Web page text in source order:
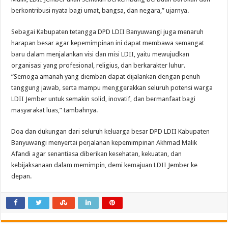
berkontribusi nyata bagi umat, bangsa, dan negara,” ujarnya.
Sebagai Kabupaten tetangga DPD LDII Banyuwangi juga menaruh
harapan besar agar kepemimpinan ini dapat membawa semangat
baru dalam menjalankan visi dan misi LDII, yaitu mewujudkan
organisasi yang profesional, religius, dan berkarakter luhur.
“Semoga amanah yang diemban dapat dijalankan dengan penuh
tanggung jawab, serta mampu menggerakkan seluruh potensi warga
LDII Jember untuk semakin solid, inovatif, dan bermanfaat bagi
masyarakat luas,” tambahnya.
Doa dan dukungan dari seluruh keluarga besar DPD LDII Kabupaten
Banyuwangi menyertai perjalanan kepemimpinan Akhmad Malik
Afandi agar senantiasa diberikan kesehatan, kekuatan, dan
kebijaksanaan dalam memimpin, demi kemajuan LDII Jember ke
depan.